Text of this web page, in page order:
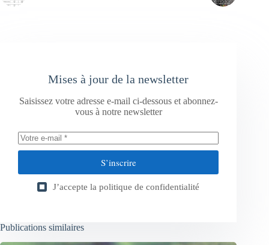
Mises à jour de la newsletter
Saisissez votre adresse e-mail ci-dessous et abonnez-
vous à notre newsletter
S’inscrire
J’accepte la politique de confidentialité
Publications similaires